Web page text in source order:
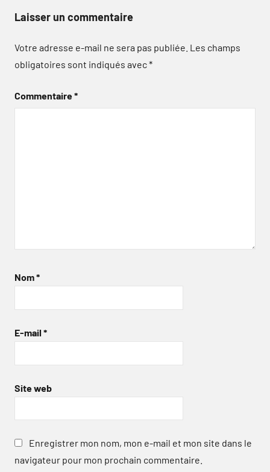
Laisser un commentaire
Votre adresse e-mail ne sera pas publiée. Les champs
obligatoires sont indiqués avec*
Commentaire*
Nom*
E-mail *
Site web
Enregistrer mon nom, mon e-mail et mon site dans le
navigateur pour mon prochain commentaire.